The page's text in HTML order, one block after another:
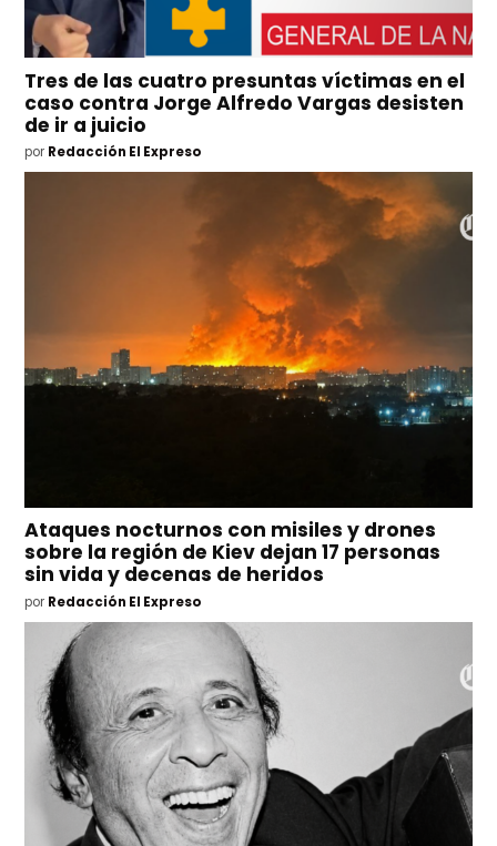
Tres de las cuatro presuntas víctimas en el
caso contra Jorge Alfredo Vargas desisten
de ir a juicio
por Redacción El Expreso
Ataques nocturnos con misiles y drones
sobre la región de Kiev dejan 17 personas
sin vida y decenas de heridos
por Redacción El Expreso